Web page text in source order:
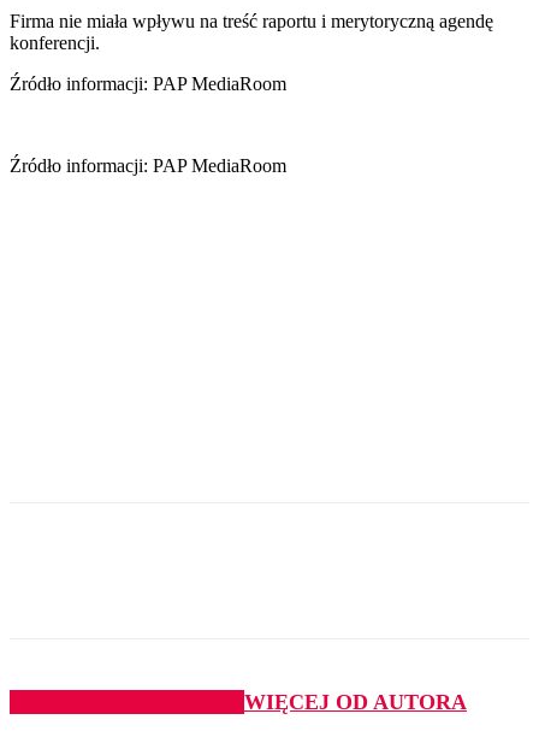
Firma nie miała wpływu na treść raportu i merytoryczną agendę
konferencji.
Źródło informacji: PAP MediaRoom
Źródło informacji: PAP MediaRoom
WIĘCEJ OD AUTORA